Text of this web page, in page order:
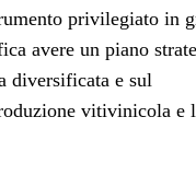
privilegiato in
avere un piano
diversificata e sul
vitivinicola e